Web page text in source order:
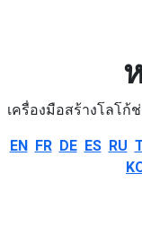
เครื่องมือสร้างโลโก้
EN FR DE ES RU